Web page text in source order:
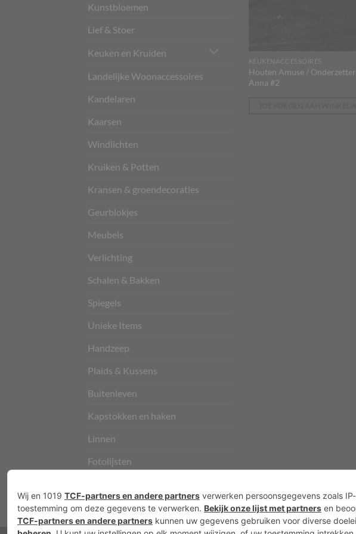
Kunstbloemen
Lief & Stoer
Keuken en Kruiden
Landelijke Woonaccessoires
Kandelaren
Kaarsen
Windlichten
Kruiken & Potten
Kransen & groendecoraties
Geurblokjes
Meubels
Verlichting
Schalen & Bakken
Spiegels
Unieke Items
Handzeep
Plaids & Kussens
Buitenleven
Kapstokken en haken
Linnen
Fotolijsten
KEUKENACCESSOIRES
Houten Amuse / Onderzetter
Anna #2